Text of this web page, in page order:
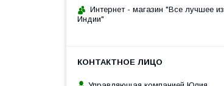
Интернет - магазин "Все лучшее из
Индии"